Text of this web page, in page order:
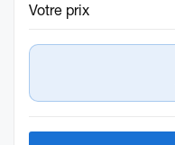
Votre prix